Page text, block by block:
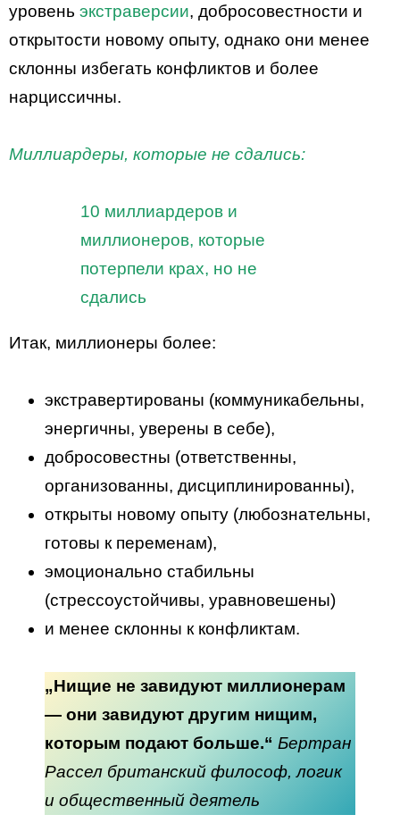
уровень экстраверсии, добросовестности и
открытости новому опыту, однако они менее
склонны избегать конфликтов и более
нарциссичны.
Миллиардеры, которые не сдались:
10 миллиардеров и
миллионеров, которые
потерпели крах, но не
сдались
Итак, миллионеры более:
экстравертированы (коммуникабельны,
энергичны, уверены в себе),
добросовестны (ответственны,
организованны, дисциплинированны),
открыты новому опыту (любознательны,
готовы к переменам),
эмоционально стабильны
(стрессоустойчивы, уравновешены)
и менее склонны к конфликтам.
„Нищие не завидуют миллионерам
— они завидуют другим нищим,
которым подают больше.“ Бертран
Рассел британский философ, логик
и общественный деятель